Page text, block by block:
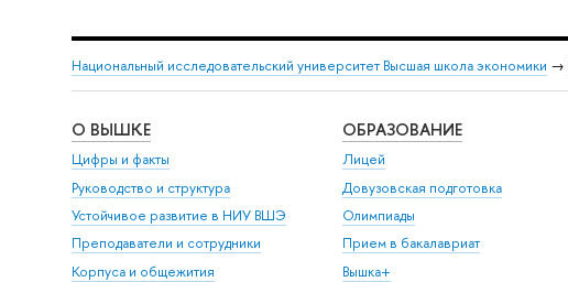
Национальный исследовательский университет Высшая школа экономики →
О ВЫШКЕ
Цифры и факты
Руководство и структура
Устойчивое развитие в НИУ ВШЭ
Преподаватели и сотрудники
Корпуса и общежития
ОБРАЗОВАНИЕ
Лицей
Довузовская подготовка
Олимпиады
Прием в бакалавриат
Вышка+